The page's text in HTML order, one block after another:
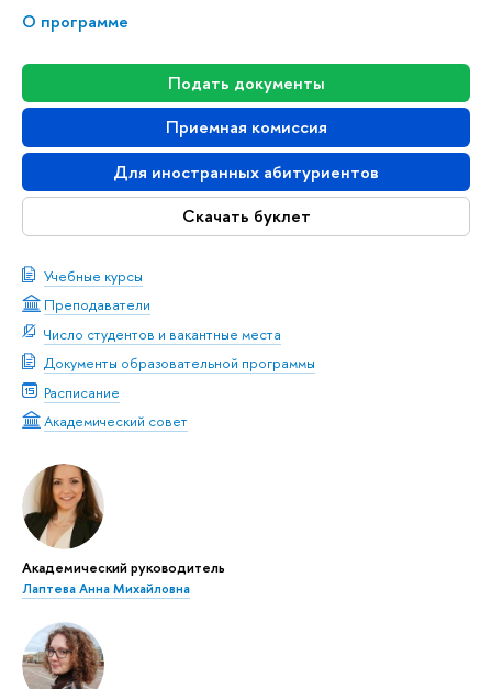
О программе
Подать документы
Приемная комиссия
Для иностранных абитуриентов
Скачать буклет
Учебные курсы
Преподаватели
Число студентов и вакантные места
Документы образовательной программы
Расписание
Академический совет
Академический руководитель
Лаптева Анна Михайловна